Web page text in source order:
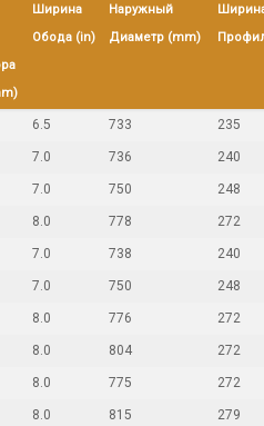
Ширина
Обода (in)
Наружный
Диаметр (mm)
6.5 733 235
7.0 736 240
7.0 750 248
8.0 778 272
7.0 738 240
7.0 750 248
8.0 776 272
8.0 804 272
8.0 775 272
8.0 815 279